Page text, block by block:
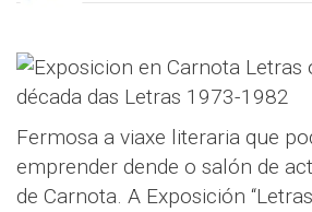
Fermosa a viaxe literaria que
emprender dende o salón de
de Carnota. A Exposición